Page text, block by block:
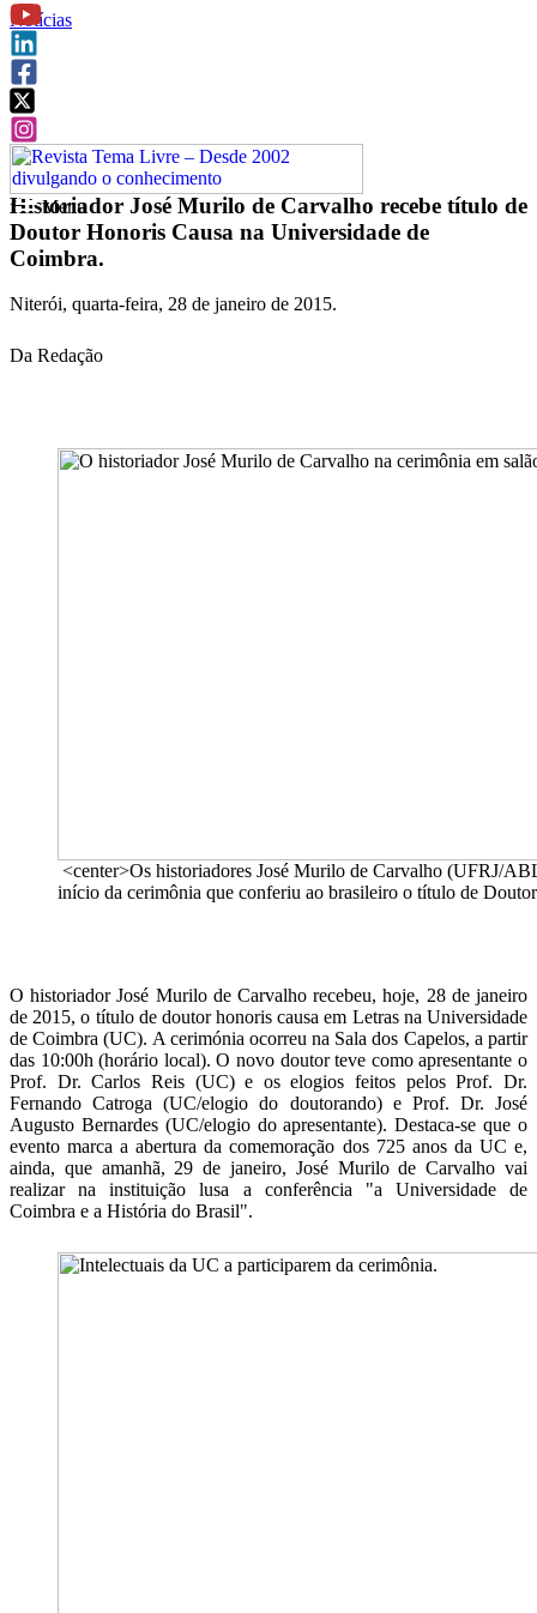
f Menu
Notícias
Historiador José Murilo de Carvalho recebe título de
Doutor Honoris Causa na Universidade de
Coimbra.
Niterói, quarta-feira, 28 de janeiro de 2015.
Da Redação
<center>Os historiadores José Murilo de Carvalho (UFRJ/
início da cerimônia que conferiu ao brasileiro o título de
O historiador José Murilo de Carvalho recebeu, hoje, 28 de janeiro
de 2015, o título de doutor honoris causa em Letras na Universidade
de Coimbra (UC). A cerimónia ocorreu na Sala dos Capelos, a partir
das 10:00h (horário local). O novo doutor teve como apresentante o
Prof. Dr. Carlos Reis (UC) e os elogios feitos pelos Prof. Dr.
Fernando Catroga (UC/elogio do doutorando) e Prof. Dr. José
Augusto Bernardes (UC/elogio do apresentante). Destaca-se que o
evento marca a abertura da comemoração dos 725 anos da UC e,
ainda, que amanhã, 29 de janeiro, José Murilo de Carvalho vai
realizar na instituição lusa a conferência "a Universidade de
Coimbra e a História do Brasil".